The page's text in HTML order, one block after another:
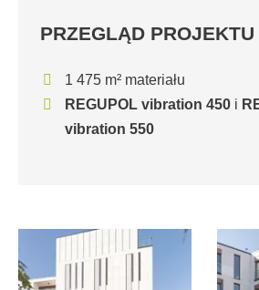
PRZEGLĄD PROJEKTU
1 475 m² materiału
REGUPOL vibration 450 i
vibration 550